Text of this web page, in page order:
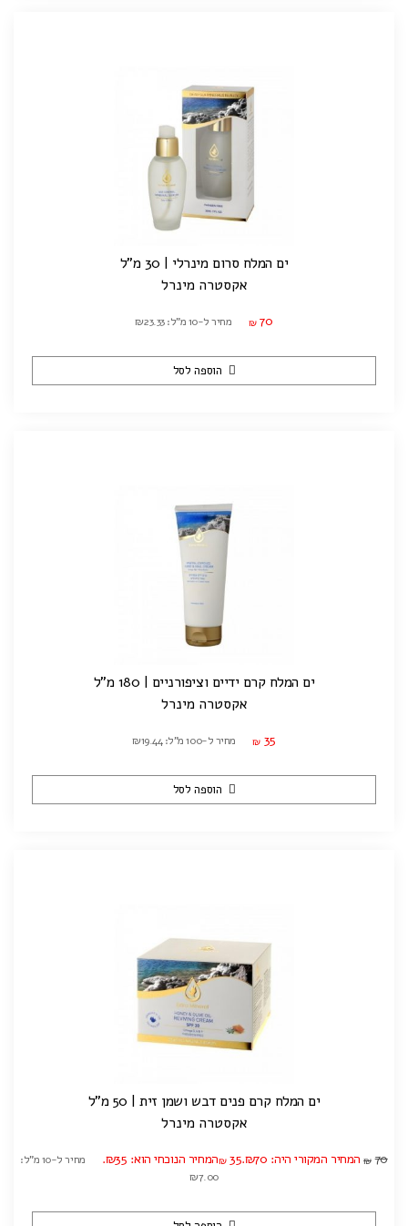
ים המלח סרום מינרלי | 30 מ"ל
אקסטרה מינרל
₪ 70 מחיר ל-10 מ"ל: ₪23.33
הוספה לסל
ים המלח קרם ידיים וציפורניים | 180 מ"ל
אקסטרה מינרל
₪ 35 מחיר ל-100 מ"ל: ₪19.44
הוספה לסל
ים המלח קרם פנים דבש ושמן זית | 50 מ"ל
אקסטרה מינרל
₪ 70 המחיר המקורי היה: ₪70. ₪ 35 המחיר הנוכחי הוא: ₪35.
מחיר ל-10 מ"ל:
₪7.00